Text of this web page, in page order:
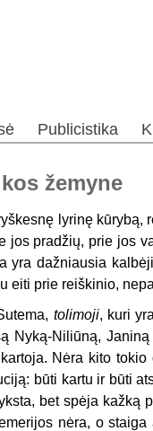
Publicistika
žemyne
lyrinę kūrybą,
jos pradžių, prie jos
yra dažniausia
eiti prie reiškinio,
tolimoji, kuri
Nyką-Niliūną,
Nėra kito
būti kartu ir būti
bet spėja kažką
nėra, o